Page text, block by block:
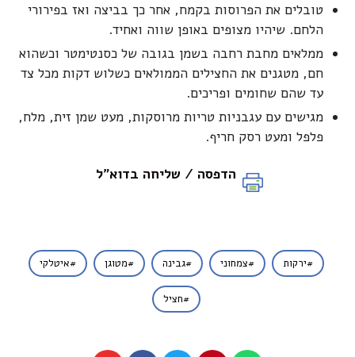
טובלים את הפרוסות בקמח, אחר כך בביצה ואז בפירורי
הלחם. שיהיו מצופים באופן שווה ואחיד.
ממלאים מחבת רחבה בשמן בגובה של כסנטימטר וכשהוא
חם, מטגנים את החצילים הממולאים כשלוש דקות מכל צד
עד שהם שחומים ופריכים.
מגישים עם עגבניות טריות מרוסקות, מעט שמן זית, מלח,
פלפל ומעט רסק חריף.
הדפסה / שליחה בדוא"ל
ירקות צמחוני גבינה מטוגן איטלקי
חציל